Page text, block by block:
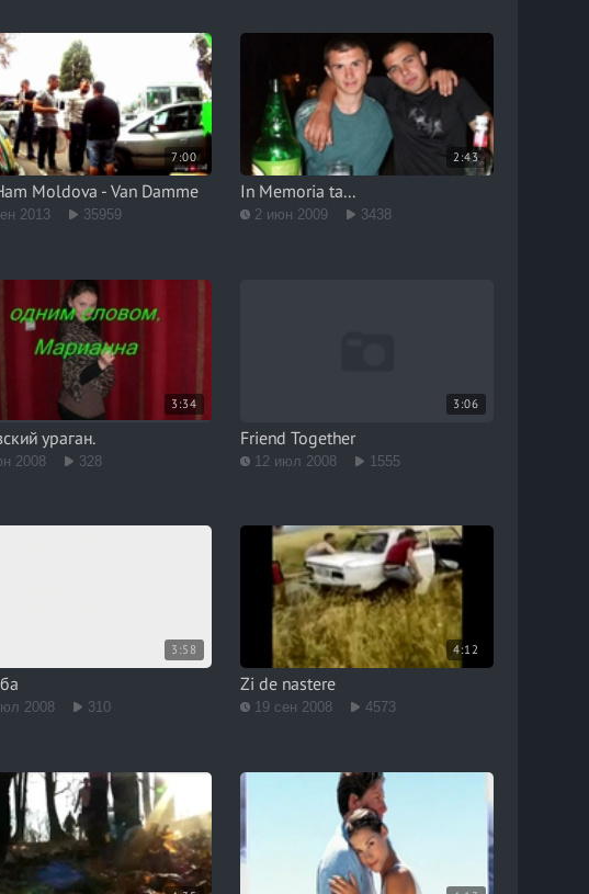
7:00
Moldova - Van Damme
2013 35959
2:43
In Memoria ta...
2 июн 2009 3438
3:34
ураган.
2008 328
3:06
Friend Together
12 июл 2008 1555
3:58
2008 310
4:12
Zi de nastere
19 сен 2008 4573